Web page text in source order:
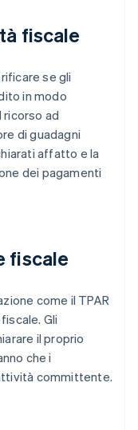
fiscale
se gli
in modo
ricorso ad
di guadagni
affatto e la
dei pagamenti
fiscale
come il TPAR
Gli
il proprio
che i
committente.